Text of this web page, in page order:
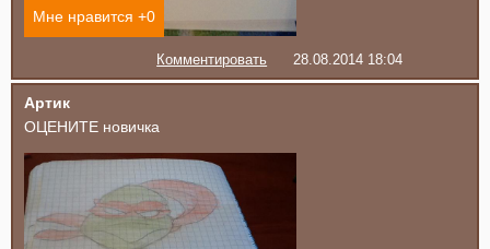
Мне нравится +0
Комментировать 28.08.2014 18:04
Артик
ОЦЕНИТЕ новичка